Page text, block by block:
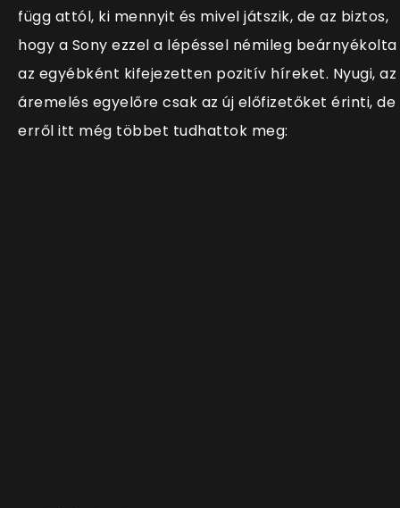
függ attól, ki mennyit és mivel játszik, de az biztos,
hogy a Sony ezzel a lépéssel némileg beárnyékolta
az egyébként kifejezetten pozitív híreket. Nyugi, az
áremelés egyelőre csak az új előfizetőket érinti, de
erről itt még többet tudhattok meg: